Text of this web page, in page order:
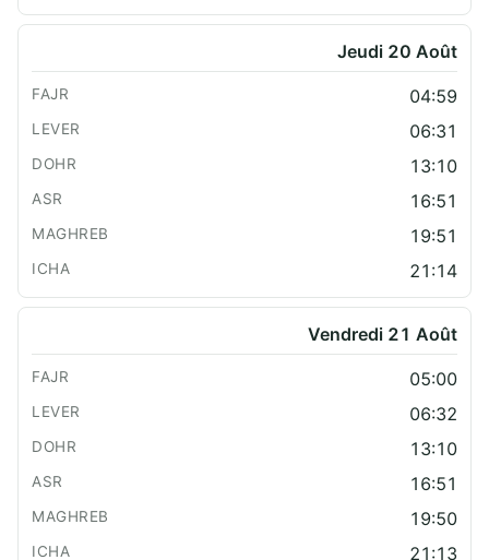
Jeudi 20 Août
04:59
06:31
13:10
16:51
19:51
21:14
Vendredi 21 Août
05:00
06:32
13:10
16:51
19:50
21:13